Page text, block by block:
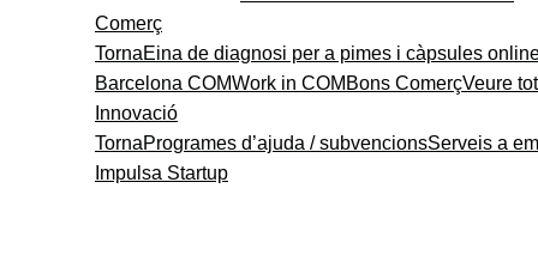
Comerç
TornaEina de diagnosi per a pimes i càpsules
Barcelona COMWork in COM Bons ComerçVeure tot
Innovació
TornaProgrames d’ajuda / subvencionsServeis a
Impulsa Startup